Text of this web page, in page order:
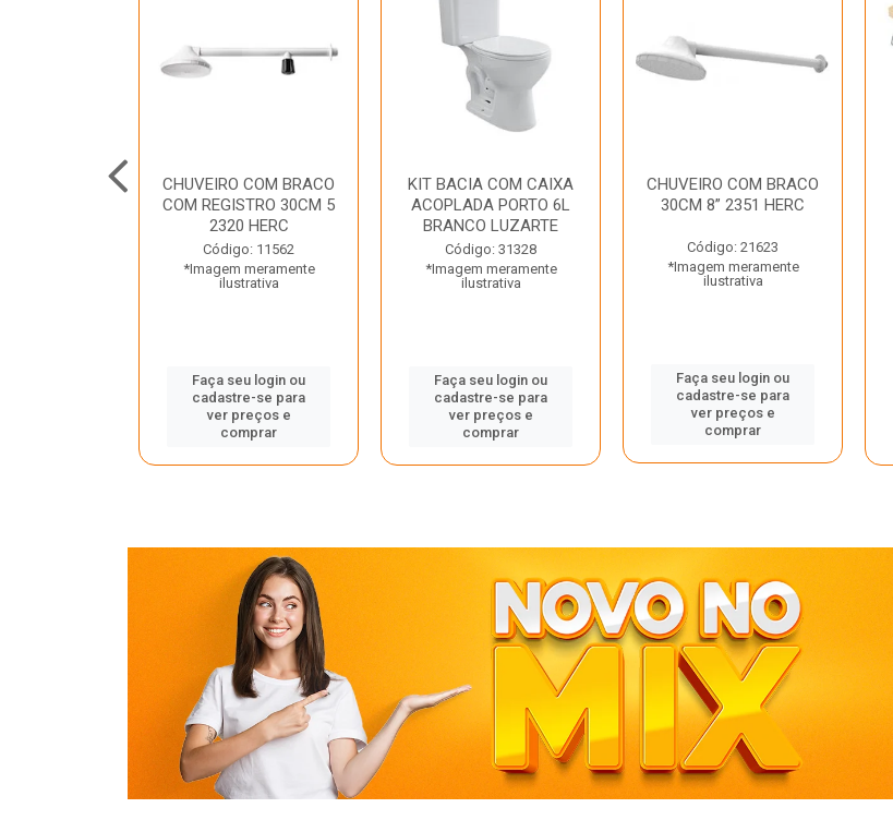
CHUVEIRO COM BRACO
COM REGISTRO 30CM 5
2320 HERC
Código: 11562
*Imagem meramente
ilustrativa
Faça seu login ou
cadastre-se para
ver preços e
comprar
KIT BACIA COM CAIXA
ACOPLADA PORTO 6L
BRANCO LUZARTE
Código: 31328
*Imagem meramente
ilustrativa
Faça seu login ou
cadastre-se para
ver preços e
comprar
CHUVEIRO COM BRACO
30CM 8” 2351 HERC
Código: 21623
*Imagem meramente
ilustrativa
Faça seu login ou
cadastre-se para
ver preços e
comprar